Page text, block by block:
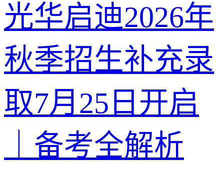
光华启迪2026年
秋季招生补充录
取7月25日开启
｜备考全解析